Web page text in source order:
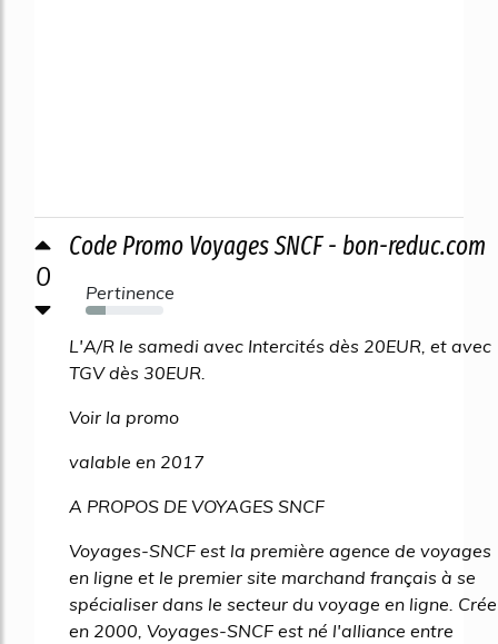
0
Code Promo Voyages SNCF - bon-reduc.com
Pertinence
25%
L'A/R le samedi avec Intercités dès 20EUR, et avec
TGV dès 30EUR.
Voir la promo
valable en 2017
A PROPOS DE VOYAGES SNCF
Voyages-SNCF est la première agence de voyages
en ligne et le premier site marchand français à se
spécialiser dans le secteur du voyage en ligne. Crée
en 2000, Voyages-SNCF est né l'alliance entre